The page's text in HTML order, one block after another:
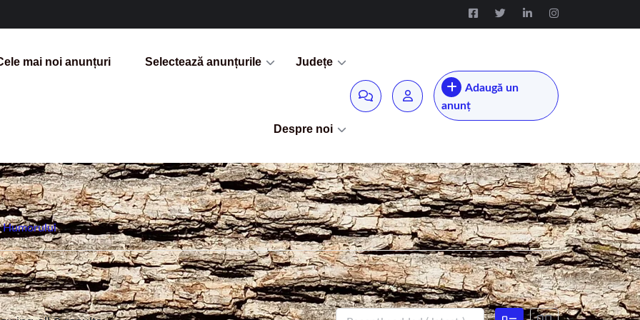
mai noi anunțuri Selectează anunțurile Județe
Despre noi
Adaugă un
anunț
Humorului